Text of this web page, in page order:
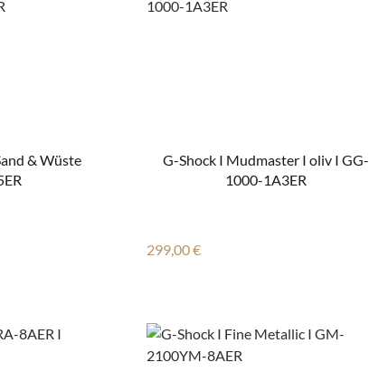
& Wüste
G-Shock I Mudmaster I oliv I GG-
1000-1A3ER
Regulärer Preis:
299,00 €